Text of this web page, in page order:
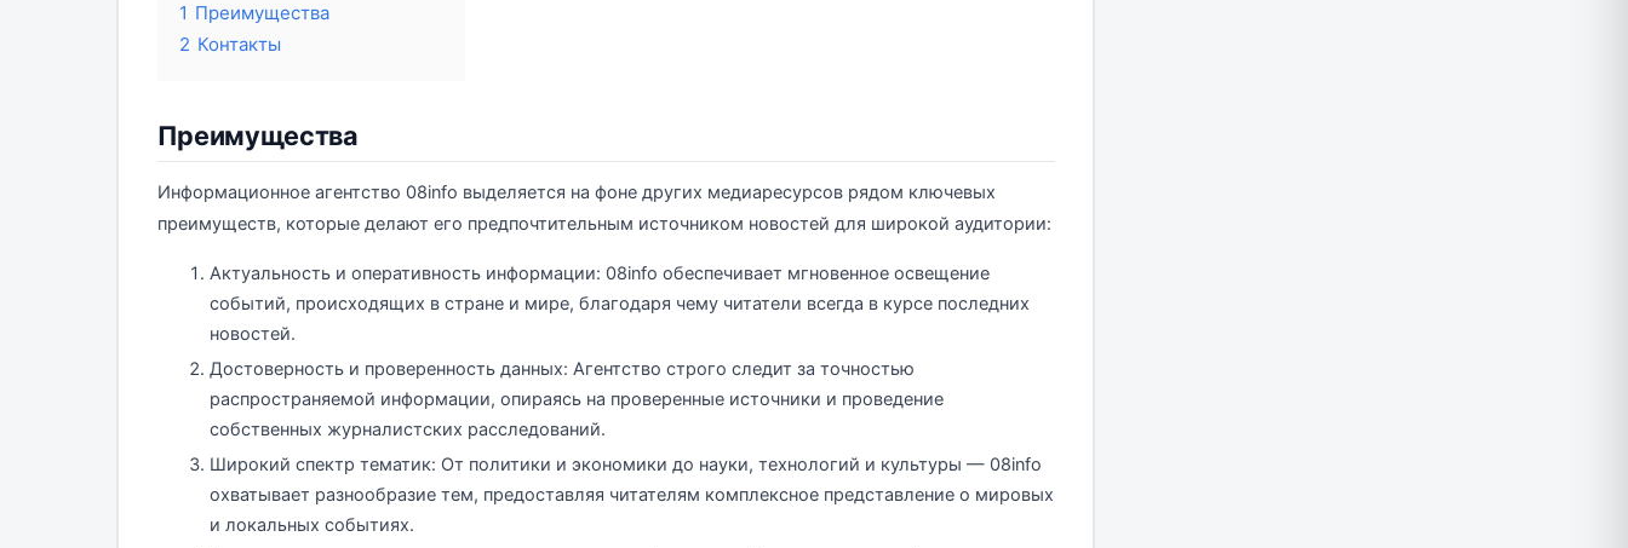
1 Преимущества
2 Контакты
Преимущества
Информационное агентство 08info выделяется на фоне других медиаресурсов рядом ключевых
преимуществ, которые делают его предпочтительным источником новостей для широкой аудитории:
Актуальность и оперативность информации: 08info обеспечивает мгновенное освещение
событий, происходящих в стране и мире, благодаря чему читатели всегда в курсе последних
новостей.
Достоверность и проверенность данных: Агентство строго следит за точностью
распространяемой информации, опираясь на проверенные источники и проведение
собственных журналистских расследований.
Широкий спектр тематик: От политики и экономики до науки, технологий и культуры — 08info
охватывает разнообразие тем, предоставляя читателям комплексное представление о мировых
и локальных событиях.